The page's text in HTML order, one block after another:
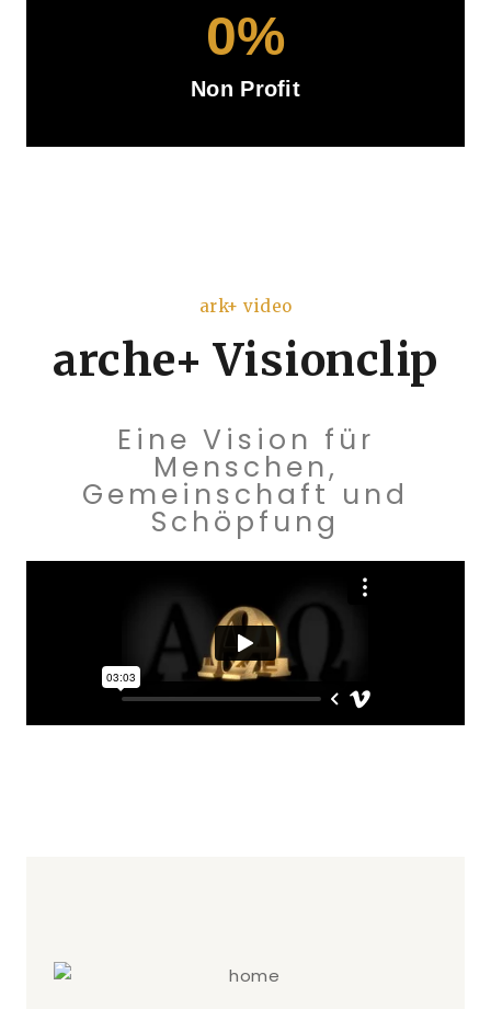
Non Profit
0%
ark+ video
arche+ Visionclip
Eine Vision für
Menschen,
Gemeinschaft und
Schöpfung